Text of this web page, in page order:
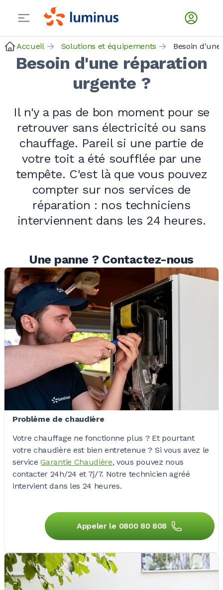
Accueil Solutions et équipements Besoin
Besoin d'une réparation
urgente ?
Il n'y a pas de bon moment pour se
retrouver sans électricité ou sans
chauffage. Pareil si une partie de
votre toit a été soufflée par une
tempête. C'est là que vous pouvez
compter sur nos services de
réparation : nos techniciens
interviennent dans les 24 heures.
Une panne ? Contactez-nous
Problème de chaudière
Votre chauffage ne fonctionne plus ?Et pourtant
votre chaudière est bien entretenue ? Si vous avez le
serviceGarantie Chaudière, vous pouvez nous
contacter 24h/24 et 7j/7. Notre technicien agréé
intervient dans les 24 heures.
Appeler le 0800 80 808